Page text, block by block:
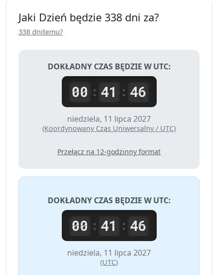
Jaki Dzień będzie 338 dni za?
338 dnitemu?
DOKŁADNY CZAS BĘDZIE W UTC:
00: 41: 46
niedziela, 11 lipca 2027
(Koordynowany Czas Uniwersalny / UTC)
Przełącz na 12-godzinny format
DOKŁADNY CZAS BĘDZIE WUTC:
00: 41: 46
niedziela, 11 lipca 2027
(UTC)